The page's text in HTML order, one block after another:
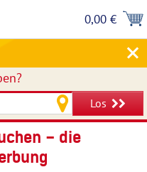
0,00 €
Los
– die